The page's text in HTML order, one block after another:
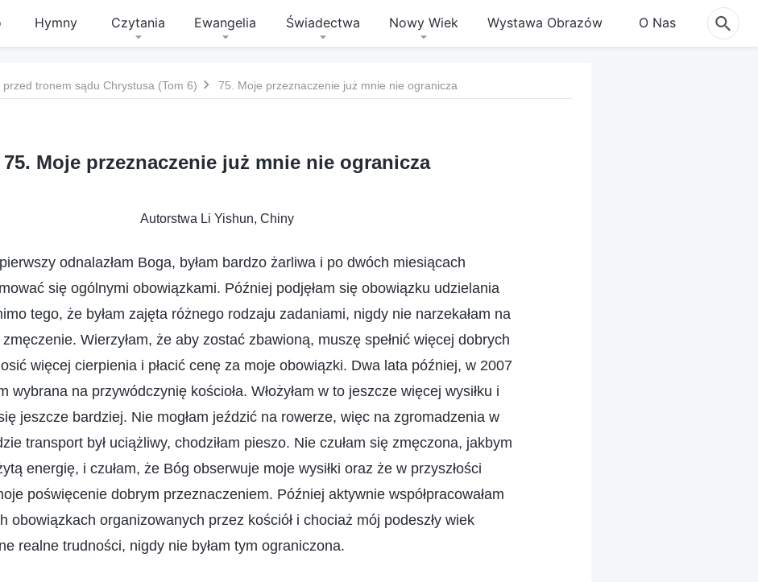
Hymny Czytania Ewangelia Świadectwa Nowy Wiek Wystawa Obrazów O Nas
tronem sądu Chrystusa (Tom 6) 75. Moje przeznaczenie już mnie nie ogranicza
75. Moje przeznaczenie już mnie nie ogranicza
Autorstwa Li Yishun, Chiny
odnalazłam Boga, byłam bardzo żarliwa i po dwóch miesiącach
się ogólnymi obowiązkami. Później podjęłam się obowiązku udzielania
tego, że byłam zajęta różnego rodzaju zadaniami, nigdy nie narzekałam na
Wierzyłam, że aby zostać zbawioną, muszę spełnić więcej dobrych
więcej cierpienia i płacić cenę za moje obowiązki. Dwa lata później, w 2007
wybrana na przywódczynię kościoła. Włożyłam w to jeszcze więcej wysiłku i
jeszcze bardziej. Nie mogłam jeździć na rowerze, więc na zgromadzenia w
transport był uciążliwy, chodziłam pieszo. Nie czułam się zmęczona, jakbym
energię, i czułam, że Bóg obserwuje moje wysiłki oraz że w przyszłości
poświęcenie dobrym przeznaczeniem. Później aktywnie współpracowałam
obowiązkach organizowanych przez kościół i chociaż mój podeszły wiek
realne trudności, nigdy nie byłam tym ograniczona.